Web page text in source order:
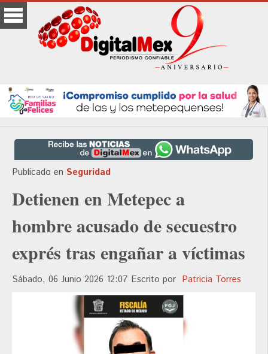
Publicado en Seguridad
Detienen en Metepec a
hombre acusado de secuestro
exprés tras engañar a víctimas
Sábado, 06 Junio 2026 12:07 Escrito por Patricia Torres